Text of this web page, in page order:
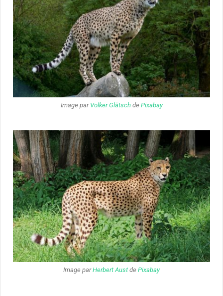
Image par Volker Glätschde Pixabay
Image parHerbert Aust de Pixabay